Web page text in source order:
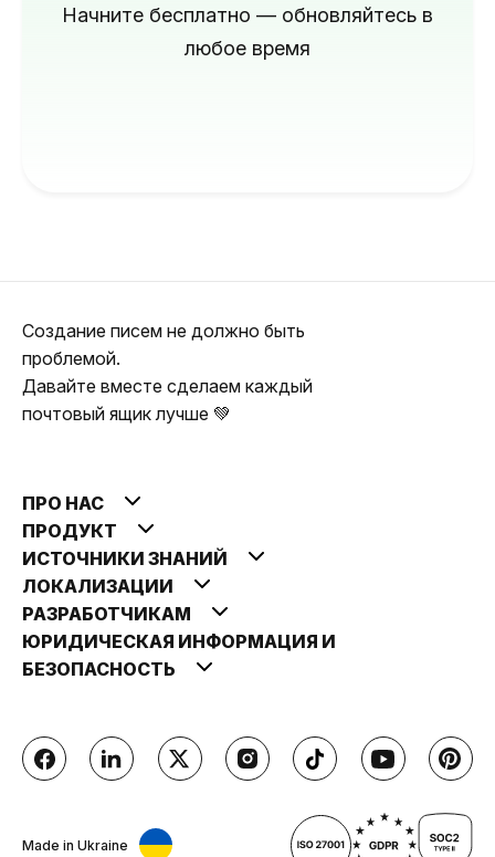
Начните бесплатно — обновляйтесь в
любое время
Создание писем не должно быть
проблемой.
Давайте вместе сделаем каждый
почтовый ящик лучше 💚
ПРО НАС
ПРОДУКТ
ИСТОЧНИКИ ЗНАНИЙ
ЛОКАЛИЗАЦИИ
РАЗРАБОТЧИКАМ
ЮРИДИЧЕСКАЯ ИНФОРМАЦИЯ И
БЕЗОПАСНОСТЬ
Made in Ukraine